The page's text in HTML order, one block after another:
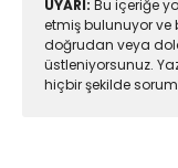
UYARI: Bu içeriğe
etmiş bulunuyor ve
doğrudan veya
üstleniyorsunuz.
hiçbir şekilde